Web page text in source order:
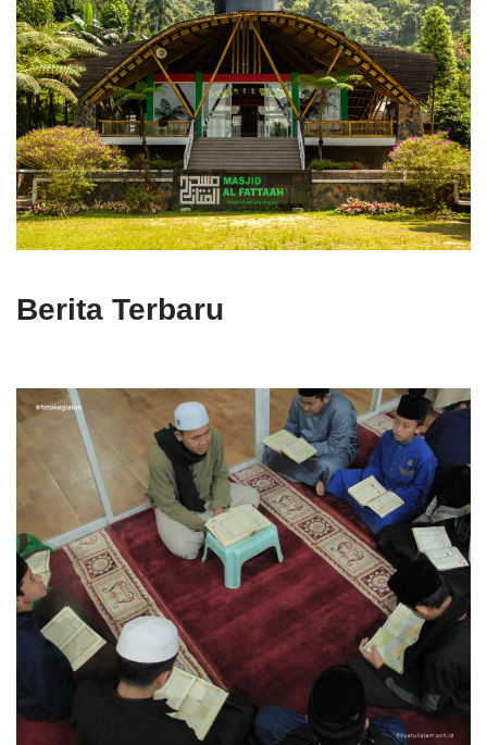
Berita Terbaru